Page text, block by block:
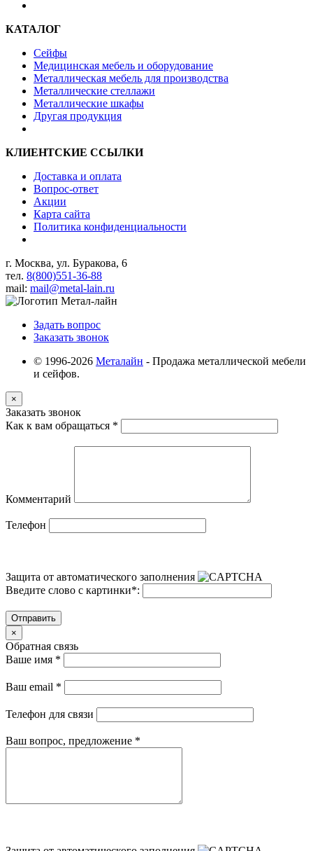
КАТАЛОГ
Сейфы
Медицинская мебель и оборудование
Металлическая мебель для производства
Металлические стеллажи
Металлические шкафы
Другая продукция
КЛИЕНТСКИЕ ССЫЛКИ
Доставка и оплата
Вопрос-ответ
Акции
Карта сайта
Политика конфиденциальности
г. Москва, ул. Буракова, 6
тел. 8(800)551-36-88
mail: mail@metal-lain.ru
Задать вопрос
Заказать звонок
© 1996-2026 Металайн - Продажа металлической мебели
и сейфов.
×
Заказать звонок
Как к вам обращаться *
Комментарий
Телефон
Защита от автоматического заполнения
Введите слово с картинки*:
Отправить
×
Обратная связь
Ваше имя *
Ваш email *
Телефон для связи
Ваш вопрос, предложение *